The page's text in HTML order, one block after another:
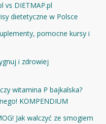
vs DIETMAP.pl
dietetyczne w Polsce
pomocne kursy i
i zdrowiej
witamina P bajkalska?
KOMPENDIUM
Jak walczyć ze smogiem